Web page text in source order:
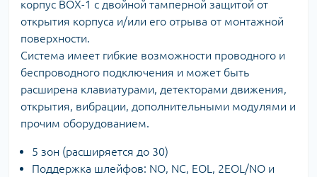
корпус BOX-1 с двойной тамперной защитой от
открытия корпуса и/или его отрыва от монтажной
поверхности.
Система имеет гибкие возможности проводного и
беспроводного подключения и может быть
расширена клавиатурами, детекторами движения,
открытия, вибрации, дополнительными модулями и
прочим оборудованием.
5 зон (расширяется до 30)
Поддержка шлейфов: NO, NC, EOL, 2EOL/NO и